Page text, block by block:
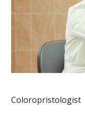
Coloropristologist